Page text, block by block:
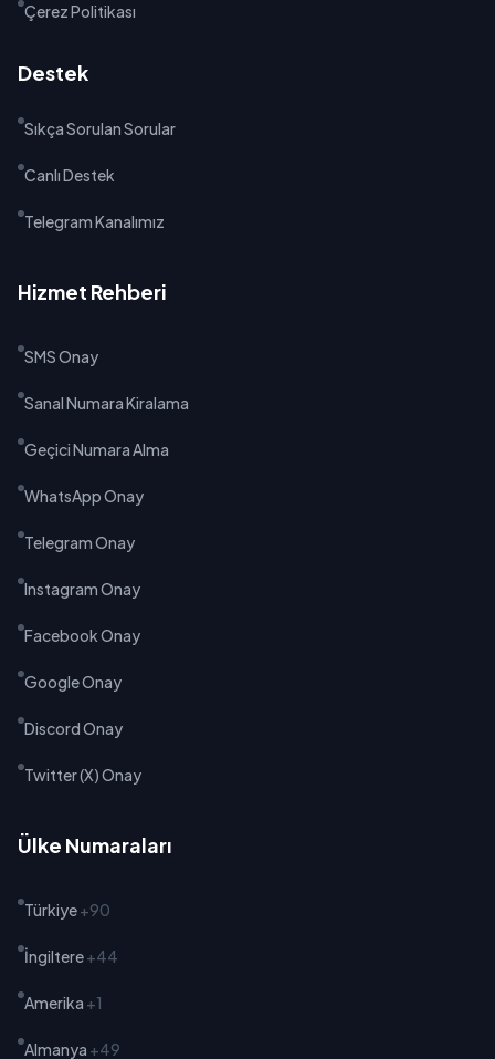
Çerez Politikası
Destek
Sıkça Sorulan Sorular
Canlı Destek
Telegram Kanalımız
Hizmet Rehberi
SMS Onay
Sanal Numara Kiralama
Geçici Numara Alma
WhatsApp Onay
Telegram Onay
Instagram Onay
Facebook Onay
Google Onay
Discord Onay
Twitter (X) Onay
Ülke Numaraları
Türkiye+90
İngiltere+44
Amerika +1
Almanya +49